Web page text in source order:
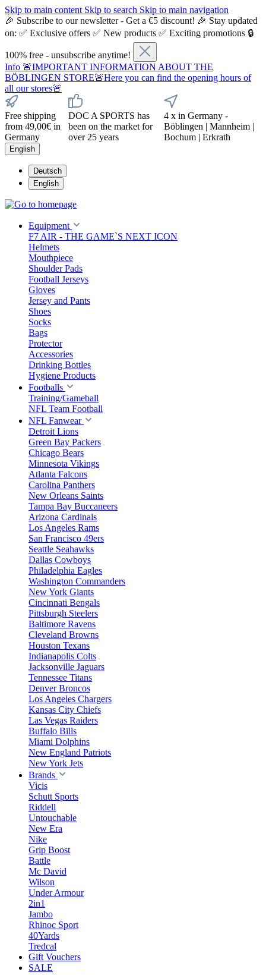
Skip to main content Skip to search Skip to main navigation
🎉 Subscribe to our newsletter - Get a €5 discount! 🎉 Stay updated
on: ✅ Exclusive offers ✅ New products ✅ Exciting promotions 🔒
100% free - unsubscribe anytime!
Info 🚨IMPORTANT INFORMATION ABOUT THE
BÖBLINGEN STORE🚨Here you can find the opening hours of
all our stores🚨
Free shipping
from 49,00€ in
Germany
DOC A SPORTS has
been on the market for
over 25 years
4 x in Germany -
Böblingen | Mannheim |
Bochum | Erkrath
English
Deutsch
English
Equipment
F7 AIR - THE GAME`S NEXT ICON
Helmets
Mouthpiece
Shoulder Pads
Football Jerseys
Gloves
Jersey and Pants
Shoes
Socks
Bags
Protector
Accessories
Drinking Bottles
Hygiene Products
Footballs
Training/Gameball
NFL Team Football
NFL Fanwear
Detroit Lions
Green Bay Packers
Chicago Bears
Minnesota Vikings
Atlanta Falcons
Carolina Panthers
New Orleans Saints
Tampa Bay Buccaneers
Arizona Cardinals
Los Angeles Rams
San Francisco 49ers
Seattle Seahawks
Dallas Cowboys
Philadelphia Eagles
Washington Commanders
New York Giants
Cincinnati Bengals
Pittsburgh Steelers
Baltimore Ravens
Cleveland Browns
Houston Texans
Indianapolis Colts
Jacksonville Jaguars
Tennessee Titans
Denver Broncos
Los Angeles Chargers
Kansas City Chiefs
Las Vegas Raiders
Buffalo Bills
Miami Dolphins
New England Patriots
New York Jets
Brands
Vicis
Schutt Sports
Riddell
Untouchable
New Era
Nike
Grip Boost
Battle
Mc David
Wilson
Under Armour
2in1
Jambo
Rhinoc Sport
40Yards
Tredcal
Gift Vouchers
SALE